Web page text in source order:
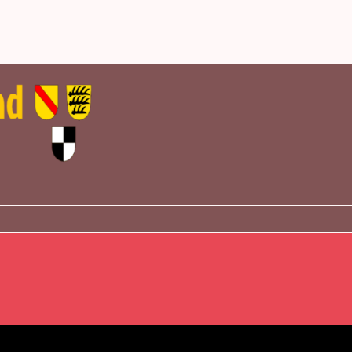
Versicherungssparten finden Sie hier über die